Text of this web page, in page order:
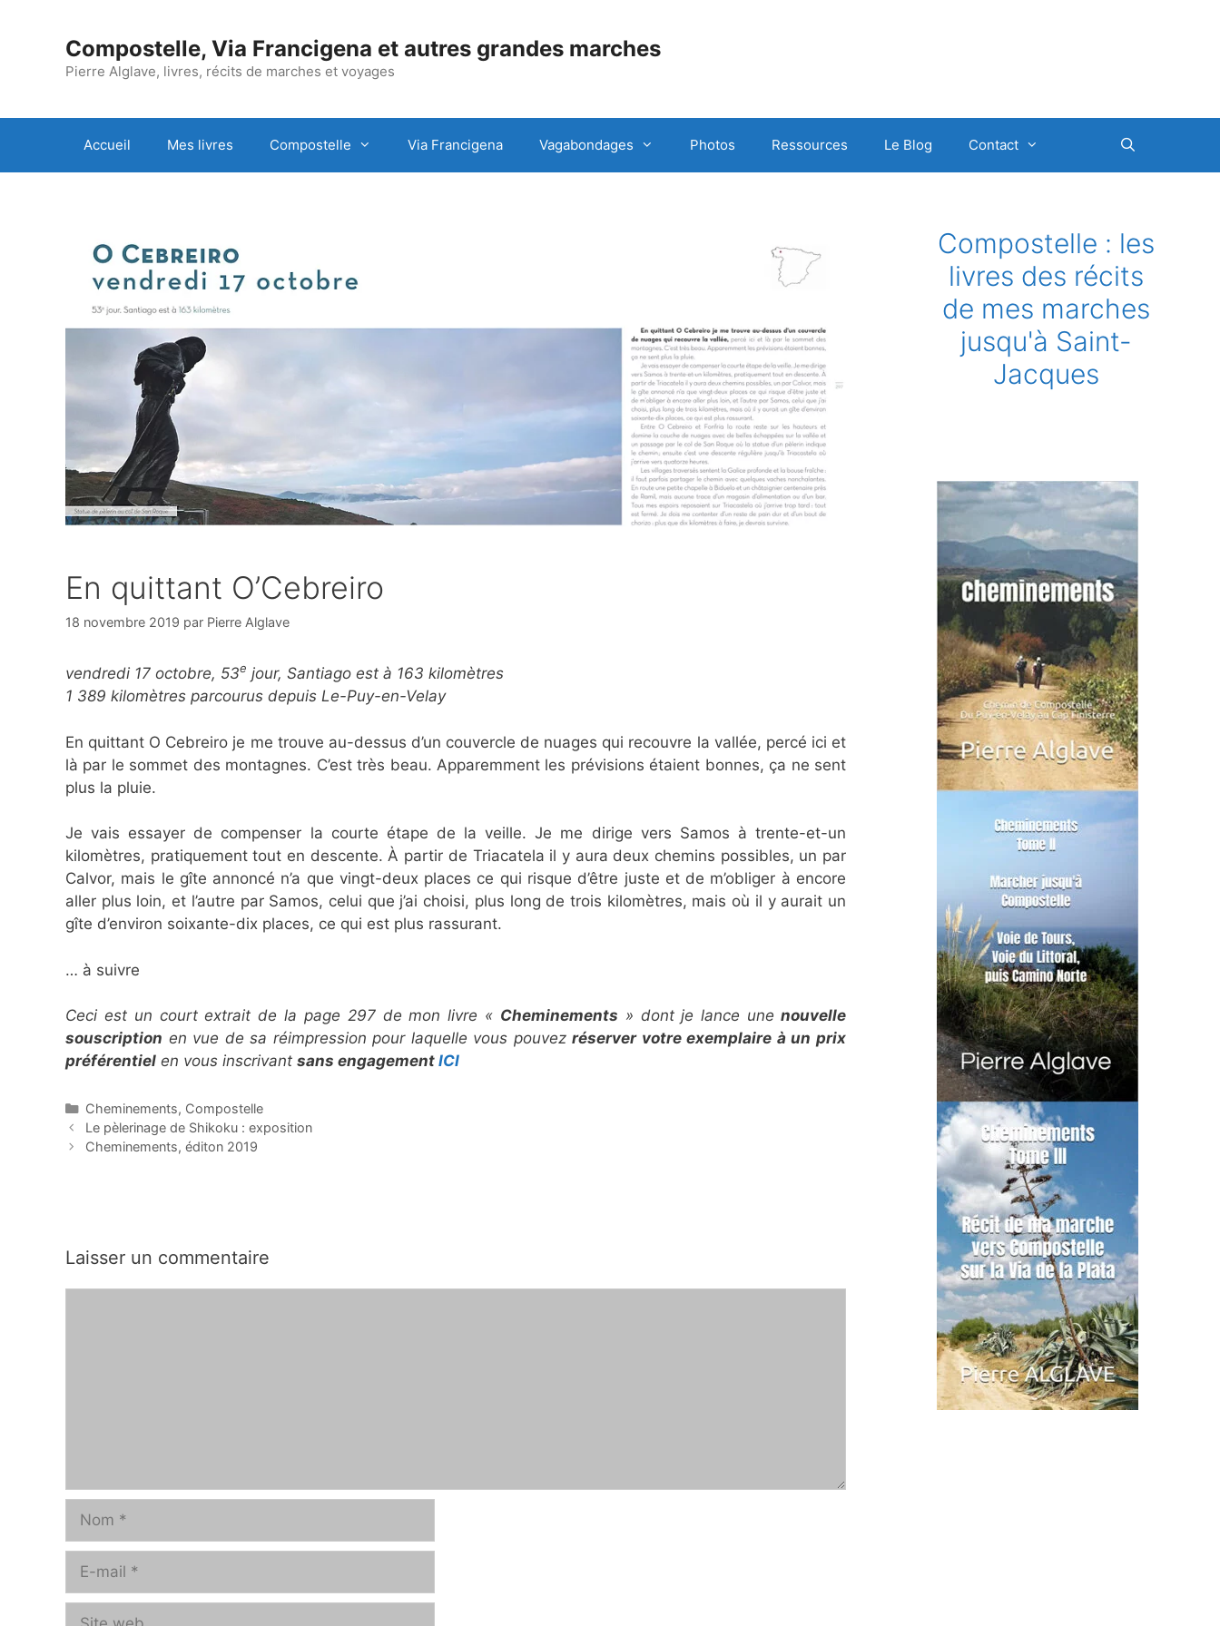
Compostelle, Via Francigena et autres grandes marches
Pierre Alglave, livres, récits de marches et voyages
Accueil Mes livres Compostelle Via Francigena Vagabondages Photos Ressources Le Blog Contact
En quittant O’Cebreiro
18 novembre 2019 par Pierre Alglave
vendredi 17 octobre, 53e jour, Santiago est à 163 kilomètres
1 389 kilomètres parcourus depuis Le-Puy-en-Velay
En quittant O Cebreiro je me trouve au-dessus d’un couvercle de nuages qui recouvre la vallée, percé ici et
là par le sommet des montagnes. C’est très beau. Apparemment les prévisions étaient bonnes, ça ne sent
plus la pluie.
Je vais essayer de compenser la courte étape de la veille. Je me dirige vers Samos à trente-et-un
kilomètres, pratiquement tout en descente. À partir de Triacatela il y aura deux chemins possibles, un par
Calvor, mais le gîte annoncé n’a que vingt-deux places ce qui risque d’être juste et de m’obliger à encore
aller plus loin, et l’autre par Samos, celui que j’ai choisi, plus long de trois kilomètres, mais où il y aurait un
gîte d’environ soixante-dix places, ce qui est plus rassurant.
… à suivre
Ceci est un court extrait de la page 297 de mon livre « Cheminements » dont je lance une nouvelle
souscription en vue de sa réimpression pour laquelle vous pouvezréserver votre exemplaire à un prix
préférentiel en vous inscrivant sans engagement ICI
Catégories
Cheminements, Compostelle
Le pèlerinage de Shikoku : exposition
Cheminements, éditon 2019
Laisser un commentaire
Nom
Site
Compostelle : les
livres des récits
de mes marches
jusqu'à Saint-
Jacques